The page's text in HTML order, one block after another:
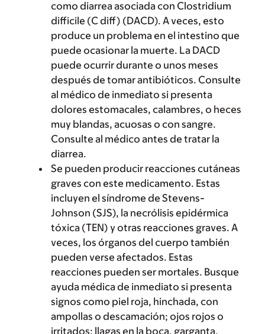
como diarrea asociada con Clostridium
difficile (C diff) (DACD). A veces, esto
produce un problema en el intestino que
puede ocasionar la muerte. La DACD
puede ocurrir durante o unos meses
después de tomar antibióticos. Consulte
al médico de inmediato si presenta
dolores estomacales, calambres, o heces
muy blandas, acuosas o con sangre.
Consulte al médico antes de tratar la
diarrea.
Se pueden producir reacciones cutáneas
graves con este medicamento. Estas
incluyen el síndrome de Stevens-
Johnson (SJS), la necrólisis epidérmica
tóxica (TEN) y otras reacciones graves. A
veces, los órganos del cuerpo también
pueden verse afectados. Estas
reacciones pueden ser mortales. Busque
ayuda médica de inmediato si presenta
signos como piel roja, hinchada, con
ampollas o descamación; ojos rojos o
irritados; llagas en la boca, garganta,